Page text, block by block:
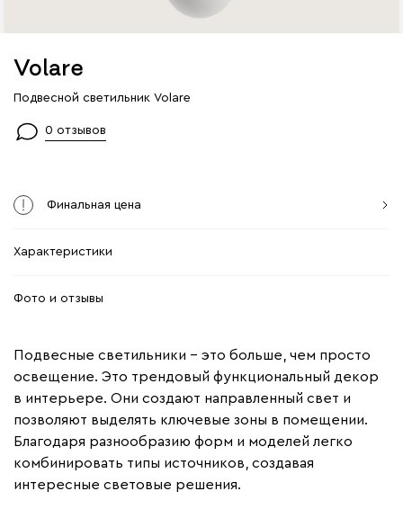
Volare
Подвесной светильник Volare
0 отзывов
Финальная цена
Характеристики
Фото и отзывы
Подвесные светильники – это больше, чем просто
освещение. Это трендовый функциональный декор
в интерьере. Они создают направленный свет и
позволяют выделять ключевые зоны в помещении.
Благодаря разнообразию форм и моделей легко
комбинировать типы источников, создавая
интересные световые решения.